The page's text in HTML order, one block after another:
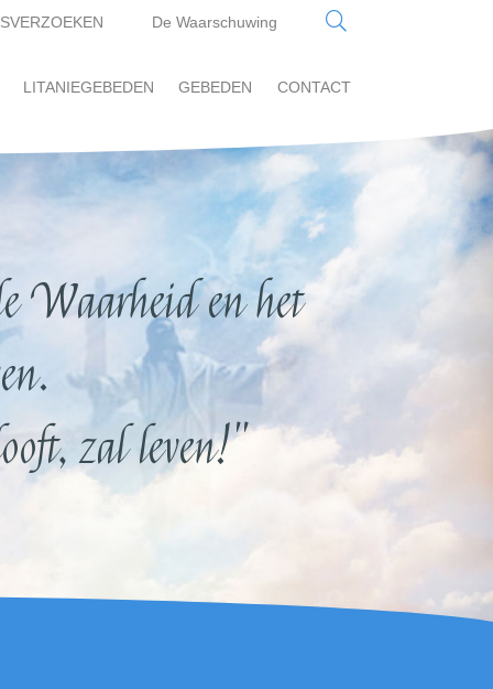
De Waarschuwing
LITANIEGEBEDEN GEBEDEN CONTACT
Waarheid en het
zal leven!"